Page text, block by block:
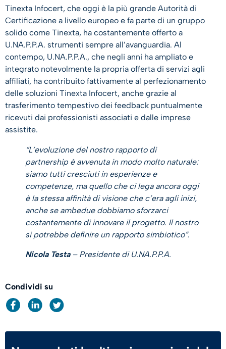
Tinexta Infocert, che oggi è la più grande Autorità di
Certificazione a livello europeo e fa parte di un gruppo
solido come Tinexta, ha costantemente offerto a
U.NA.P.P.A. strumenti sempre all’avanguardia. Al
contempo, U.NA.P.P.A., che negli anni ha ampliato e
integrato notevolmente la propria offerta di servizi agli
affiliati, ha contribuito fattivamente al perfezionamento
delle soluzioni Tinexta Infocert, anche grazie al
trasferimento tempestivo dei feedback puntualmente
ricevuti dai professionisti associati e dalle imprese
assistite.
“L’evoluzione del nostro rapporto di
partnership è avvenuta in modo molto naturale:
siamo tutti cresciuti in esperienze e
competenze, ma quello che ci lega ancora oggi
è la stessa affinità di visione che c’era agli inizi,
anche se ambedue dobbiamo sforzarci
costantemente di innovare il progetto. Il nostro
si potrebbe definire un rapporto simbiotico”.
Nicola Testa– Presidente di U.NA.P.P.A.
Condividi su